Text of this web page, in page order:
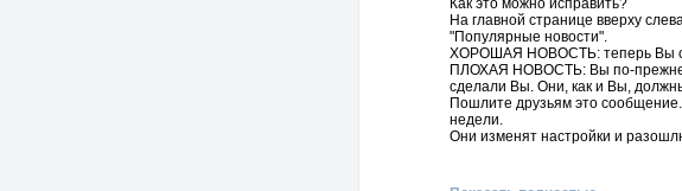
Как это можно исправить?
На главной странице вверху
"Популярные новости".
ХОРОШАЯ НОВОСТЬ: теперь Вы
ПЛОХАЯ НОВОСТЬ: Вы по-
сделали Вы. Они, как и Вы,
Пошлите друзьям это сообщение.
недели.
Они изменят настройки и